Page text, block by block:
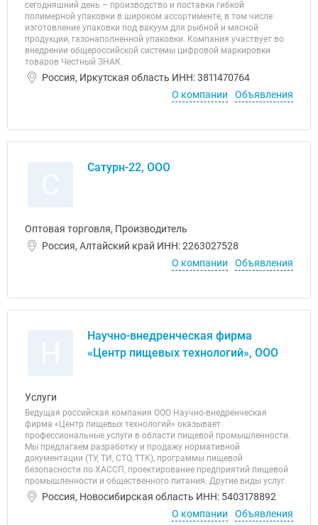
сегодняшний день – производство и поставки гибкой
полимерной упаковки в широком ассортименте, в том числе
изготовление упаковки под вакуум для рыбной и мясной
продукции, газонаполненной упаковки. Компания участвует во
внедрении общероссийской системы цифровой маркировки
товаров Честный ЗНАК.
Россия, Иркутская область ИНН: 3811470764
О компании
Объявления
Сатурн-22, ООО
Оптовая торговля, Производитель
Россия, Алтайский край ИНН: 2263027528
О компании
Объявления
Научно-внедренческая фирма
«Центр пищевых технологий», ООО
Услуги
Ведущая российская компания ООО Научно-внедренческая
фирма «Центр пищевых технологий» оказывает
профессиональные услуги в области пищевой промышленности.
Мы предлагаем разработку и продажу нормативной
документации (ТУ, ТИ, СТО, ТТК), программы пищевой
безопасности по ХАССП, проектирование предприятий пищевой
промышленности и общественного питания. Другие виды услуг.
Россия, Новосибирская область ИНН: 5403178892
О компании
Объявления